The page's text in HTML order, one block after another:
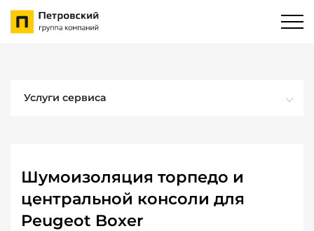
Услуги сервиса
Шумоизоляция торпедо и
центральной консоли для
Peugeot Boxer